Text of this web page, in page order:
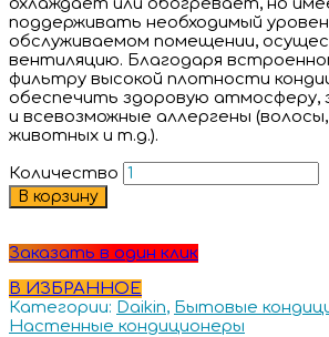
поддерживать необходимый
обслуживаемом помещении,
вентиляцию. Благодаря
фильтру высокой плотности
обеспечить здоровую атмосферу,
и всевозможные аллергены
животных и т.д.).
Количество
В корзину
Заказать в один клик
В ИЗБРАННОЕ
Категории: Daikin, Бытовые
Настенные кондиционеры